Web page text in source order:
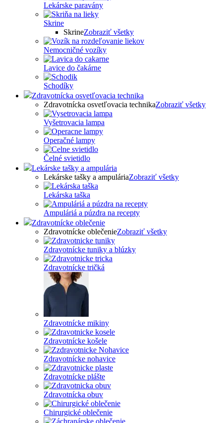
Lekárske paravány
Skrine
SkrineZobraziť všetky
Nemocničné vozíky
Lavice do čakárne
Schodíky
Zdravotnícka osvetľovacia technika
Zdravotnícka osvetľovacia technikaZobraziť všetky
Vyšetrovacia lampa
Operačné lampy
Čelné svietidlo
Lekárske tašky a ampulária
Lekárske tašky a ampuláriaZobraziť všetky
Lekárska taška
Ampuláriá a púzdra na recepty
Zdravotnícke oblečenie
Zdravotnícke oblečenieZobraziť všetky
Zdravotnícke tuniky a blúzky
Zdravotnícke tričká
Zdravotnícke mikiny
Zdravotnícke košele
Zdravotnícke nohavice
Zdravotnícke plášte
Zdravotnícka obuv
Chirurgické oblečenie